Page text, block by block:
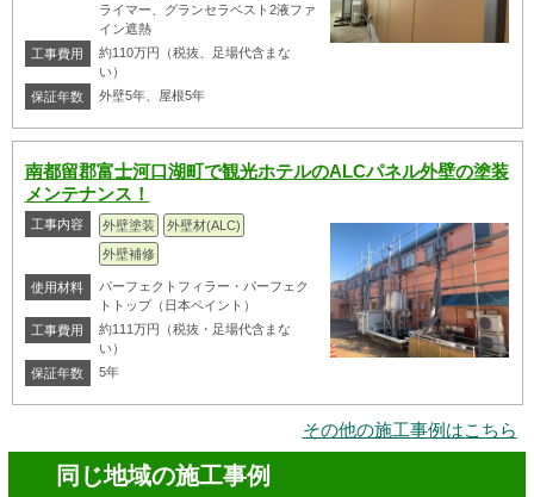
ライマー、グランセラベスト2液ファ
イン遮熱
工事費用
約110万円（税抜、足場代含まな
い）
保証年数
外壁5年、屋根5年
南都留郡富士河口湖町で観光ホテルのALCパネル外壁の塗装
メンテナンス！
工事内容 外壁塗装
外壁材(ALC)
外壁補修
使用材料
パーフェクトフィラー・パーフェク
トトップ（日本ペイント）
工事費用
約111万円（税抜・足場代含まな
い）
保証年数
5年
その他の施工事例はこちら
同じ地域の施工事例